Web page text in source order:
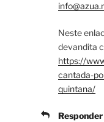
Neste
devandita
https://
cantada-
quintana/
Responder